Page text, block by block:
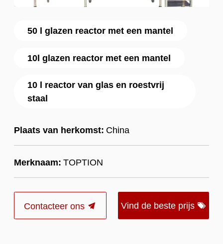
50 l glazen reactor met een mantel
10l glazen reactor met een mantel
10 l reactor van glas en roestvrij
staal
Plaats van herkomst: China
Merknaam: TOPTION
Contacteer ons Vind de beste prijs